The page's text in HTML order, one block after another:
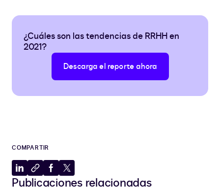
¿Cuáles son las tendencias de RRHH en
2021?
Descarga el reporte ahora
COMPARTIR
Compartir
en
Copiar
al
Compartir
en
Compartir
en
Publicaciones relacionadas